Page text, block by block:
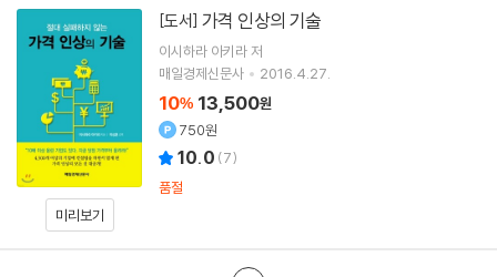
미리보기
[도서] 가격 인상의 기술
이시하라 아키라저
매일경제신문사
2016.4.27.
10% 13,500원
750원
10.0 (7)
품절